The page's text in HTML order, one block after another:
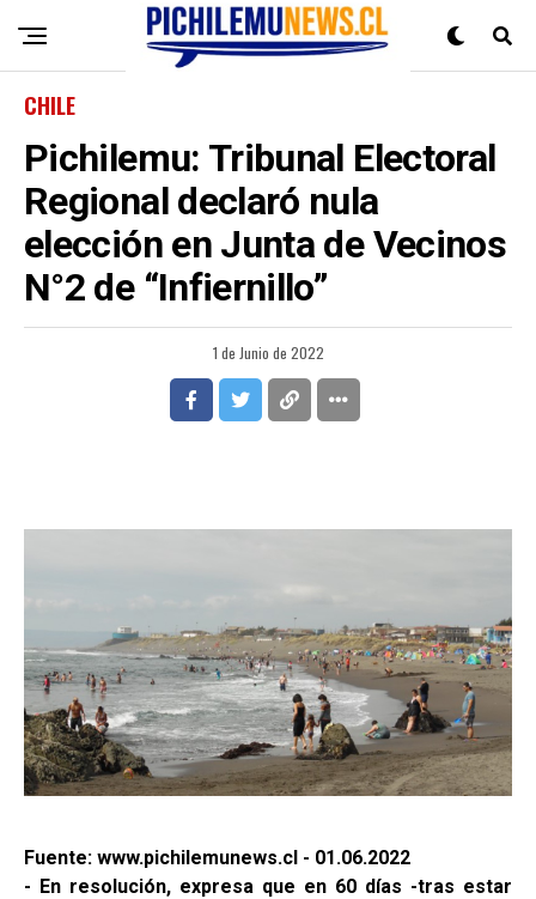
CHILE
Pichilemu: Tribunal Electoral
Regional declaró nula
elección en Junta de Vecinos
N°2 de “Infiernillo”
1 de Junio de 2022
Fuente: www.pichilemunews.cl - 01.06.2022
- En resolución, expresa que en 60 días -tras estar